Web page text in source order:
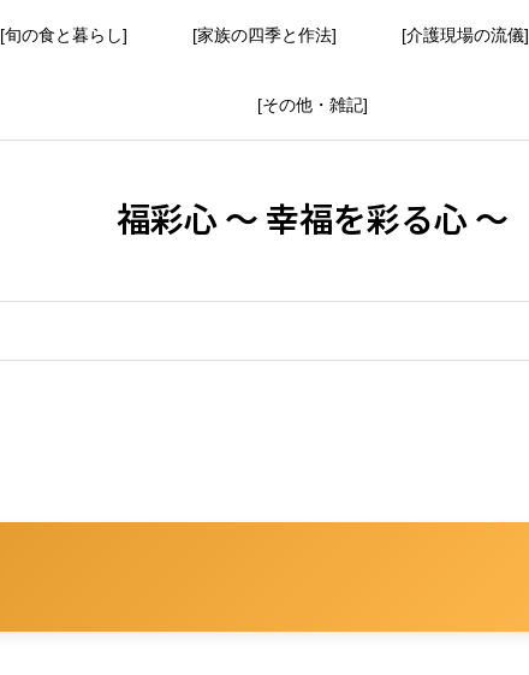
[旬の食と暮らし] [家族の四季と作法] [介護現場の流儀]
[その他・雑記]
福彩心 ～ 幸福を彩る心 ～